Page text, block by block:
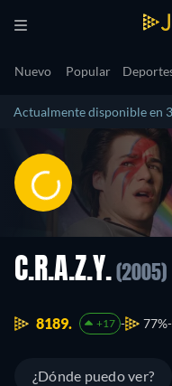
Nuevo Popular
Actualmente disponible en
C.R.A.Z.Y. (2005)
8189. +17 77%
¿Dónde puedo ver?